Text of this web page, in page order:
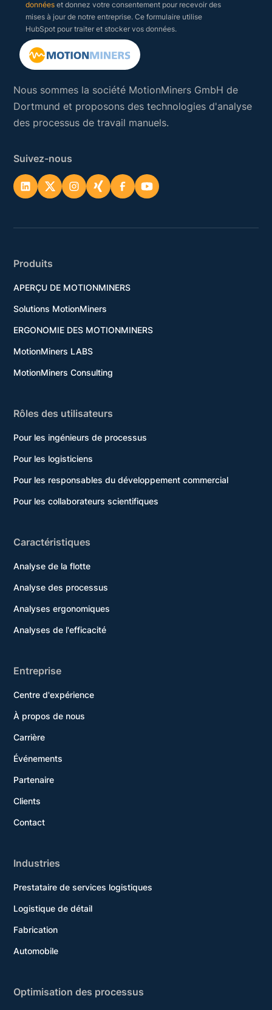
Nous sommes la société MotionMiners GmbH de
Dortmund et proposons des technologies d'analyse
des processus de travail manuels.
Suivez-nous
données et donnez votre consentement pour recevoir des
mises à jour de notre entreprise. Ce formulaire utilise
HubSpot pour traiter et stocker vos données.
Produits
APERÇU DE MOTIONMINERS
Solutions MotionMiners
ERGONOMIE DES MOTIONMINERS
MotionMiners LABS
MotionMiners Consulting
Rôles des utilisateurs
Pour les ingénieurs de processus
Pour les logisticiens
Pour les responsables du développement commercial
Pour les collaborateurs scientifiques
Caractéristiques
Analyse de la flotte
Analyse des processus
Analyses ergonomiques
Analyses de l'efficacité
Entreprise
Centre d'expérience
À propos de nous
Carrière
Événements
Partenaire
Clients
Contact
Industries
Prestataire de services logistiques
Logistique de détail
Fabrication
Automobile
Optimisation des processus